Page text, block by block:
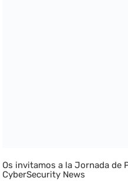
Os invitamos a la Jornada de
CyberSecurity News